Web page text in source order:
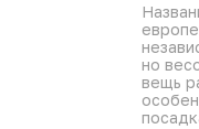
но
вещь